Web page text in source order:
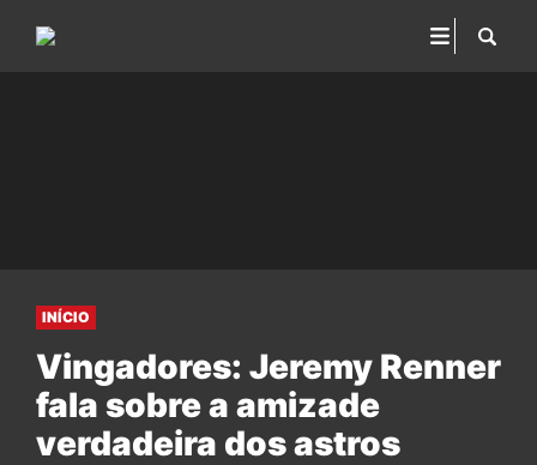
INÍCIO
Vingadores: Jeremy Renner
fala sobre a amizade
verdadeira dos astros